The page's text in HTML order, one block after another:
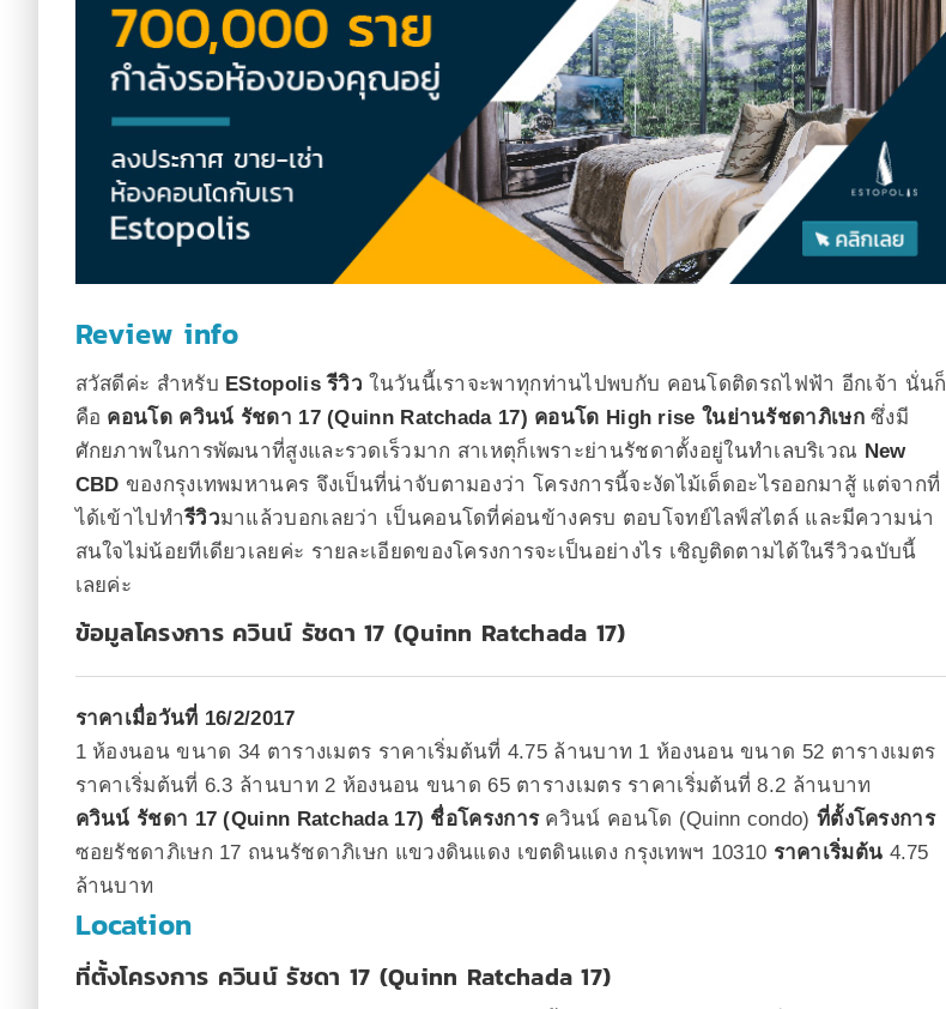
Review info
สวัสดีค่ะ สำหรับ EStopolis รีวิว ในวันนี้เราจะพาทุกท่านไปพบกับ คอนโดติดรถไฟฟ้า อีกเจ้า นั่นก็
คือ คอนโด ควินน์ รัชดา 17 (Quinn Ratchada 17) คอนโด High rise ในย่านรัชดาภิเษกซึ่งมี
ศักยภาพในการพัฒนาที่สูงและรวดเร็วมาก สาเหตุก็เพราะย่านรัชดาตั้งอยู่ในทำเลบริเวณ New
CBD ของกรุงเทพมหานคร จึงเป็นที่น่าจับตามองว่า โครงการนี้จะงัดไม้เด็ดอะไรออกมาสู้ แต่จากที่
ได้เข้าไปทำรีวิวมาแล้วบอกเลยว่า เป็นคอนโดที่ค่อนข้างครบ ตอบโจทย์ไลฟ์สไตล์ และมีความน่า
สนใจไม่น้อยทีเดียวเลยค่ะ รายละเอียดของโครงการจะเป็นอย่างไร เชิญติดตามได้ในรีวิวฉบับนี้
เลยค่ะ
ข้อมูลโครงการ ควินน์ รัชดา 17 (Quinn Ratchada 17)
ราคาเมื่อวันที่ 16/2/2017
1 ห้องนอน ขนาด 34 ตารางเมตร ราคาเริ่มต้นที่ 4.75 ล้านบาท 1 ห้องนอน ขนาด 52 ตารางเมตร
ราคาเริ่มต้นที่ 6.3 ล้านบาท 2 ห้องนอน ขนาด 65 ตารางเมตร ราคาเริ่มต้นที่ 8.2 ล้านบาท
ควินน์ รัชดา 17 (Quinn Ratchada 17) ชื่อโครงการควินน์ คอนโด (Quinn condo) ที่ตั้งโครงการ
ซอยรัชดาภิเษก 17 ถนนรัชดาภิเษก แขวงดินแดง เขตดินแดง กรุงเทพฯ 10310 ราคาเริ่มต้น 4.75
ล้านบาท
Location
ที่ตั้งโครงการ ควินน์ รัชดา 17 (Quinn Ratchada 17)